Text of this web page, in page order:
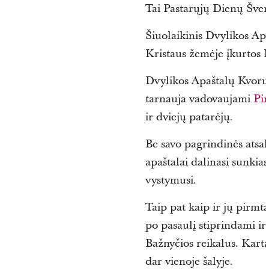
Tai Pastarųjų Dienų
Šiuolaikinis Dvylikos
Kristaus žemėje įkurtos
Dvylikos Apaštalų
tarnauja vadovaujami
ir dviejų patarėjų.
Be savo pagrindinės
apaštalai dalinasi
vystymusi.
Taip pat kaip ir jų
po pasaulį stiprindami
Bažnyčios reikalus.
dar vienoje šalyje.